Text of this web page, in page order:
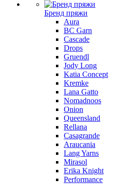
Бренд пряжи
Aura
BC Garn
Cascade
Drops
Gruendl
Jody Long
Katia Concept
Kremke
Lana Gatto
Nomadnoos
Onion
Queensland
Rellana
Casagrande
Araucania
Lang Yarns
Mirasol
Erika Knight
Performance